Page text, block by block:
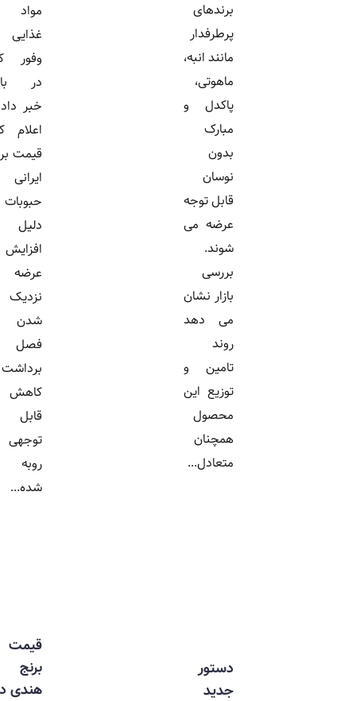
برندهای
پرطرفدار
مانند انبه،
ماهوتی،
پاکدل و
مبارک
بدون
نوسان
قابل توجه
عرضه می
شوند.
بررسی
بازار نشان
می دهد
روند
تامین و
توزیع این
محصول
همچنان
متعادل...
مواد
غذایی از
وفور کالا
در بازار
خبر داد و
اعلام کرد
قیمت برنج
ایرانی و
حبوبات به
دلیل
افزایش
عرضه و
نزدیک
شدن
فصل
برداشت با
کاهش
قابل
توجهی
روبه رو
شده...
دستور
جدید
قیمت
برنج
هندی در